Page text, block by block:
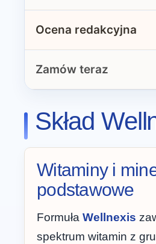
Ocena redakcyjna
Zamów teraz
Skład
Witaminy i
podstawowe
Formuła Wellnexis
spektrum witamin z